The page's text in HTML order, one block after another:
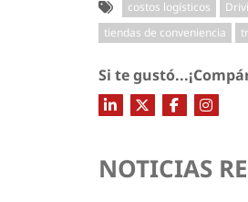
costos logísticos
tiendas de conveniencia
Si te
NOTICIAS